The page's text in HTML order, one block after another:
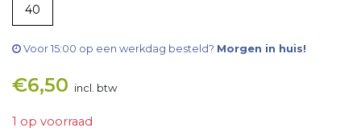
40
Voor 15:00 op een werkdag besteld? Morgen in huis!
€6,50 incl. btw
1 op voorraad